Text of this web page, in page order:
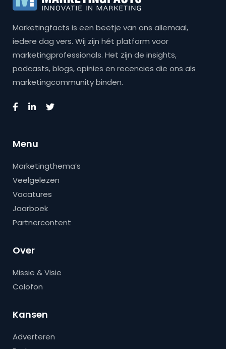
Marketingfacts is een beetje van ons allemaal,
iedere dag vers. Wij zijn hét platform voor
marketingprofessionals. Het zijn de insights,
podcasts, blogs, opinies en recencies die ons als
marketingcommunity binden.
Menu
Marketingthema’s
Veelgelezen
Vacatures
Jaarboek
Partnercontent
Over
Missie & Visie
Colofon
Kansen
Adverteren